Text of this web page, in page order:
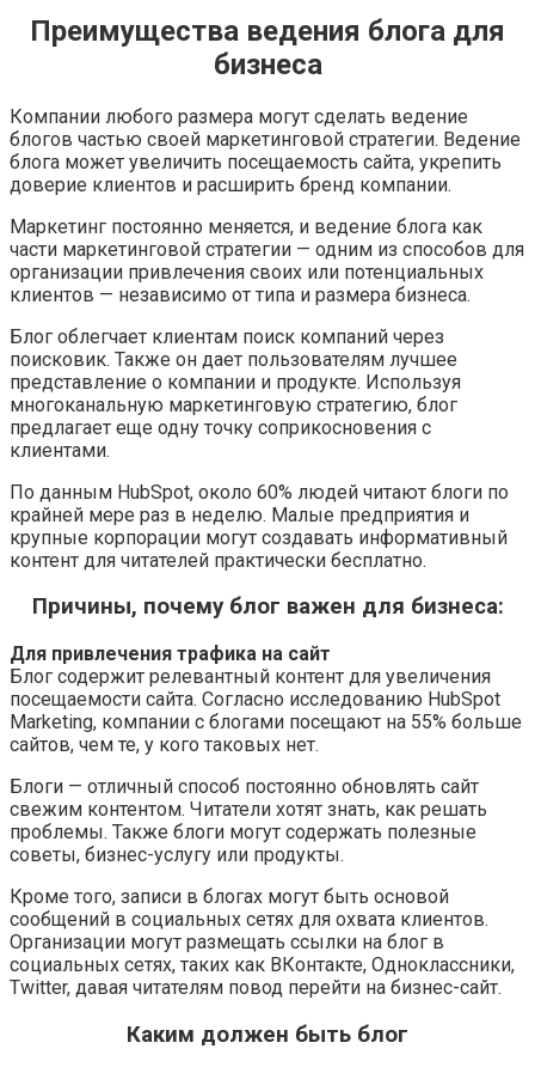
Преимущества ведения блога для
бизнеса
Компании любого размера могут сделать ведение
блогов частью своей маркетинговой стратегии. Ведение
блога может увеличить посещаемость сайта, укрепить
доверие клиентов и расширить бренд компании.
Маркетинг постоянно меняется, и ведение блога как
части маркетинговой стратегии — одним из способов для
организации привлечения своих или потенциальных
клиентов — независимо от типа и размера бизнеса.
Блог облегчает клиентам поиск компаний через
поисковик. Также он дает пользователям лучшее
представление о компании и продукте. Используя
многоканальную маркетинговую стратегию, блог
предлагает еще одну точку соприкосновения с
клиентами.
По данным HubSpot, около 60% людей читают блоги по
крайней мере раз в неделю. Малые предприятия и
крупные корпорации могут создавать информативный
контент для читателей практически бесплатно.
Причины, почему блог важен для бизнеса:
Для привлечения трафика на сайт
Блог содержит релевантный контент для увеличения
посещаемости сайта. Согласно исследованию HubSpot
Marketing, компании с блогами посещают на 55% больше
сайтов, чем те, у кого таковых нет.
Блоги — отличный способ постоянно обновлять сайт
свежим контентом. Читатели хотят знать, как решать
проблемы. Также блоги могут содержать полезные
советы, бизнес-услугу или продукты.
Кроме того, записи в блогах могут быть основой
сообщений в социальных сетях для охвата клиентов.
Организации могут размещать ссылки на блог в
социальных сетях, таких как ВКонтакте, Одноклассники,
Twitter, давая читателям повод перейти на бизнес-сайт.
Каким должен быть блог